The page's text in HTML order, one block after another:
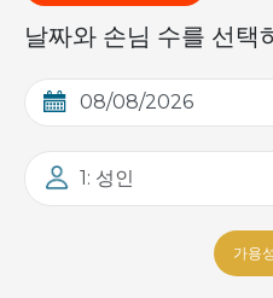
날짜와 손님 수를 선택
1: 성인
가용